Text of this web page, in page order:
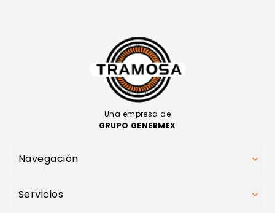
Una empresa de
GRUPO GENERMEX
Navegación
Servicios